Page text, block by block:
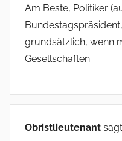
Am Beste, Politiker
grundsätzlich, wenn
Gesellschaften.
Obristlieutenant